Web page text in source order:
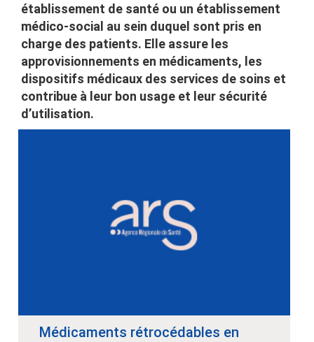
établissement de santé ou un établissement
médico-social au sein duquel sont pris en
charge des patients. Elle assure les
approvisionnements en médicaments, les
dispositifs médicaux des services de soins et
contribue à leur bon usage et leur sécurité
d’utilisation.
Médicaments rétrocédables en